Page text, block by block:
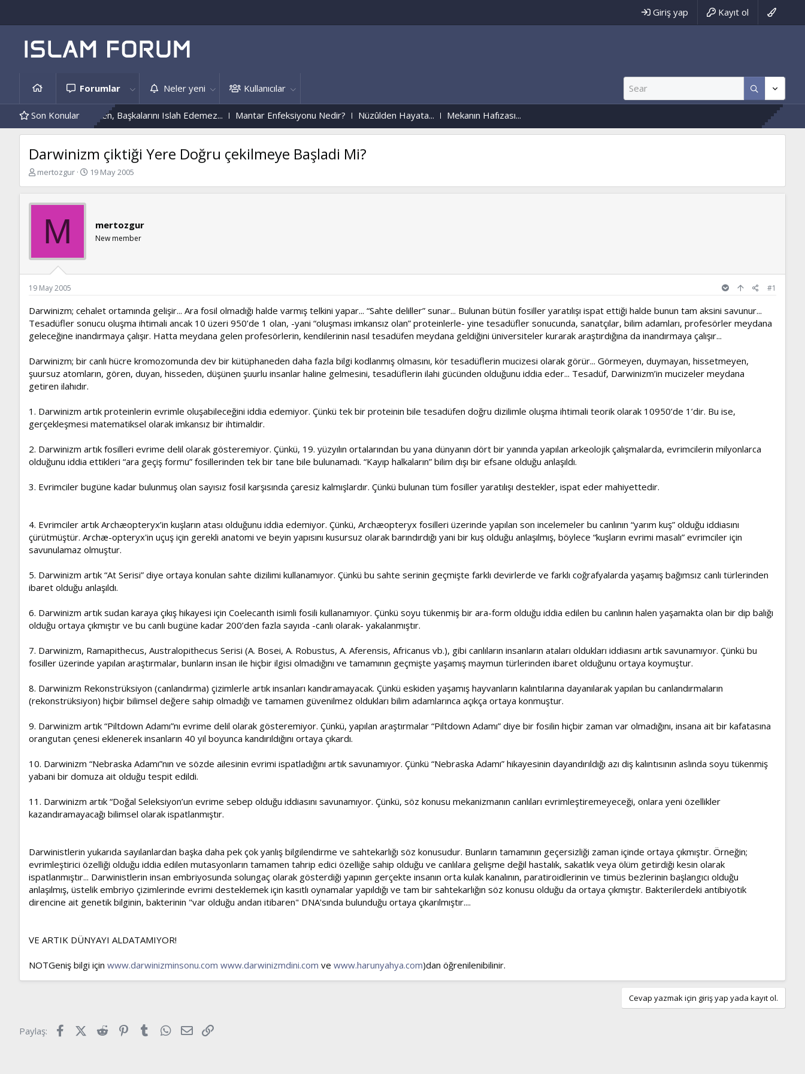
Giriş yap Kayıt ol
Forumlar Neler yeni Kullanıcılar
Son Konular
Islah Etmeyen, Başkalarını Islah Edemez... Mantar Enfeksiyonu Nedir? Nüzûlden Hayata... Mekanın Hafızası...
Darwinizm çiktiği Yere Doğru çekilmeye Başladi Mi?
K
b
a
a
a
n
mertozgur
B
h
i
19 May 2005
M mertozgur
New member
19 May 2005 #1
Darwinizm; cehalet ortamında gelişir... Ara fosil olmadığı halde varmış telkini yapar... “Sahte deliller” sunar... Bulunan bütün fosiller yaratılışı ispat ettiği halde bunun tam aksini savunur...
Tesadüfler sonucu oluşma ihtimali ancak 10 üzeri 950’de 1 olan, -yani “oluşması imkansız olan” proteinlerle- yine tesadüfler sonucunda, sanatçılar, bilim adamları, profesörler meydana
geleceğine inandırmaya çalışır. Hatta meydana gelen profesörlerin, kendilerinin nasıl tesadüfen meydana geldiğini üniversiteler kurarak araştırdığına da inandırmaya çalışır...
Darwinizm; bir canlı hücre kromozomunda dev bir kütüphaneden daha fazla bilgi kodlanmış olmasını, kör tesadüflerin mucizesi olarak görür... Görmeyen, duymayan, hissetmeyen,
şuursuz atomların, gören, duyan, hisseden, düşünen şuurlu insanlar haline gelmesini, tesadüflerin ilahi gücünden olduğunu iddia eder... Tesadüf, Darwinizm’in mucizeler meydana
getiren ilahıdır.
1. Darwinizm artık proteinlerin evrimle oluşabileceğini iddia edemiyor. Çünkü tek bir proteinin bile tesadüfen doğru dizilimle oluşma ihtimali teorik olarak 10950’de 1’dir. Bu ise,
gerçekleşmesi matematiksel olarak imkansız bir ihtimaldir.
2. Darwinizm artık fosilleri evrime delil olarak gösteremiyor. Çünkü, 19. yüzyılın ortalarından bu yana dünyanın dört bir yanında yapılan arkeolojik çalışmalarda, evrimcilerin milyonlarca
olduğunu iddia ettikleri “ara geçiş formu” fosillerinden tek bir tane bile bulunamadı. “Kayıp halkaların” bilim dışı bir efsane olduğu anlaşıldı.
3. Evrimciler bugüne kadar bulunmuş olan sayısız fosil karşısında çaresiz kalmışlardır. Çünkü bulunan tüm fosiller yaratılışı destekler, ispat eder mahiyettedir.
4. Evrimciler artık Archæopteryx’in kuşların atası olduğunu iddia edemiyor. Çünkü, Archæopteryx fosilleri üzerinde yapılan son incelemeler bu canlının “yarım kuş” olduğu iddiasını
çürütmüştür. Archæ-opteryx'in uçuş için gerekli anatomi ve beyin yapısını kusursuz olarak barındırdığı yani bir kuş olduğu anlaşılmış, böylece “kuşların evrimi masalı” evrimciler için
savunulamaz olmuştur.
5. Darwinizm artık “At Serisi” diye ortaya konulan sahte dizilimi kullanamıyor. Çünkü bu sahte serinin geçmişte farklı devirlerde ve farklı coğrafyalarda yaşamış bağımsız canlı türlerinden
ibaret olduğu anlaşıldı.
6. Darwinizm artık sudan karaya çıkış hikayesi için Coelecanth isimli fosili kullanamıyor. Çünkü soyu tükenmiş bir ara-form olduğu iddia edilen bu canlının halen yaşamakta olan bir dip balığı
olduğu ortaya çıkmıştır ve bu canlı bugüne kadar 200’den fazla sayıda -canlı olarak- yakalanmıştır.
7. Darwinizm, Ramapithecus, Australopithecus Serisi (A. Bosei, A. Robustus, A. Aferensis, Africanus vb.), gibi canlıların insanların ataları oldukları iddiasını artık savunamıyor. Çünkü bu
fosiller üzerinde yapılan araştırmalar, bunların insan ile hiçbir ilgisi olmadığını ve tamamının geçmişte yaşamış maymun türlerinden ibaret olduğunu ortaya koymuştur.
8. Darwinizm Rekonstrüksiyon (canlandırma) çizimlerle artık insanları kandıramayacak. Çünkü eskiden yaşamış hayvanların kalıntılarına dayanılarak yapılan bu canlandırmaların
(rekonstrüksiyon) hiçbir bilimsel değere sahip olmadığı ve tamamen güvenilmez oldukları bilim adamlarınca açıkça ortaya konmuştur.
9. Darwinizm artık “Piltdown Adamı”nı evrime delil olarak gösteremiyor. Çünkü, yapılan araştırmalar “Piltdown Adamı” diye bir fosilin hiçbir zaman var olmadığını, insana ait bir kafatasına
orangutan çenesi eklenerek insanların 40 yıl boyunca kandırıldığını ortaya çıkardı.
10. Darwinizm “Nebraska Adamı”nın ve sözde ailesinin evrimi ispatladığını artık savunamıyor. Çünkü “Nebraska Adamı” hikayesinin dayandırıldığı azı diş kalıntısının aslında soyu tükenmiş
yabani bir domuza ait olduğu tespit edildi.
11. Darwinizm artık “Doğal Seleksiyon’un evrime sebep olduğu iddiasını savunamıyor. Çünkü, söz konusu mekanizmanın canlıları evrimleştiremeyeceği, onlara yeni özellikler
kazandıramayacağı bilimsel olarak ispatlanmıştır.
Darwinistlerin yukarıda sayılanlardan başka daha pek çok yanlış bilgilendirme ve sahtekarlığı söz konusudur. Bunların tamamının geçersizliği zaman içinde ortaya çıkmıştır. Örneğin;
evrimleştirici özelliği olduğu iddia edilen mutasyonların tamamen tahrip edici özelliğe sahip olduğu ve canlılara gelişme değil hastalık, sakatlık veya ölüm getirdiği kesin olarak
ispatlanmıştır... Darwinistlerin insan embriyosunda solungaç olarak gösterdiği yapının gerçekte insanın orta kulak kanalının, paratiroidlerinin ve timüs bezlerinin başlangıcı olduğu
anlaşılmış, üstelik embriyo çizimlerinde evrimi desteklemek için kasıtlı oynamalar yapıldığı ve tam bir sahtekarlığın söz konusu olduğu da ortaya çıkmıştır. Bakterilerdeki antibiyotik
direncine ait genetik bilginin, bakterinin "var olduğu andan itibaren" DNA'sında bulunduğu ortaya çıkarılmıştır....
VE ARTIK DÜNYAYI ALDATAMIYOR!
NOTGeniş bilgi için www.darwinizminsonu.com www.darwinizmdini.com ve www.harunyahya.com)dan öğrenilenibilinir.
Cevap yazmak için giriş yap yada kayıt ol.
Paylaş: FacebookX (Twitter)
Reddit PinterestTumblrWhatsApp
E-posta